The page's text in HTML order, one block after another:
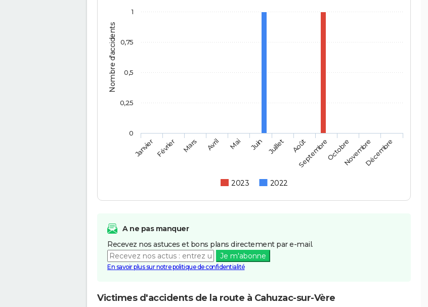
Nombre d'accidents
2023 2022
JanvierFévrier Mars Avril Mai Juin Juillet Août
SeptembreOctobreNovembreDécembre
0
1
0,25
0,5
0,75
A ne pas manquer
Recevez nos astuces et bons plans directement par e-mail.
Je m'abonne
En savoir plus sur notre politique de confidentialité
Victimes d'accidents de la route à Cahuzac-sur-Vère